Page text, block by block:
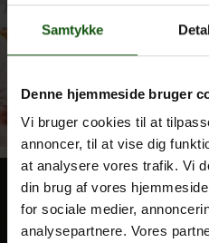
Samtykke
Denne hjemmeside bruger
Vi bruger cookies til at
annoncer, til at vise dig
at analysere vores trafik. Vi
din brug af vores
for sociale medier,
analysepartnere. Vores
Bliv elev
Vores uddannelser
Om E.G.
BLIV ELEV